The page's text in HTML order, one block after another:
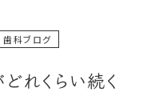
歯科ブログ
れくらい続く